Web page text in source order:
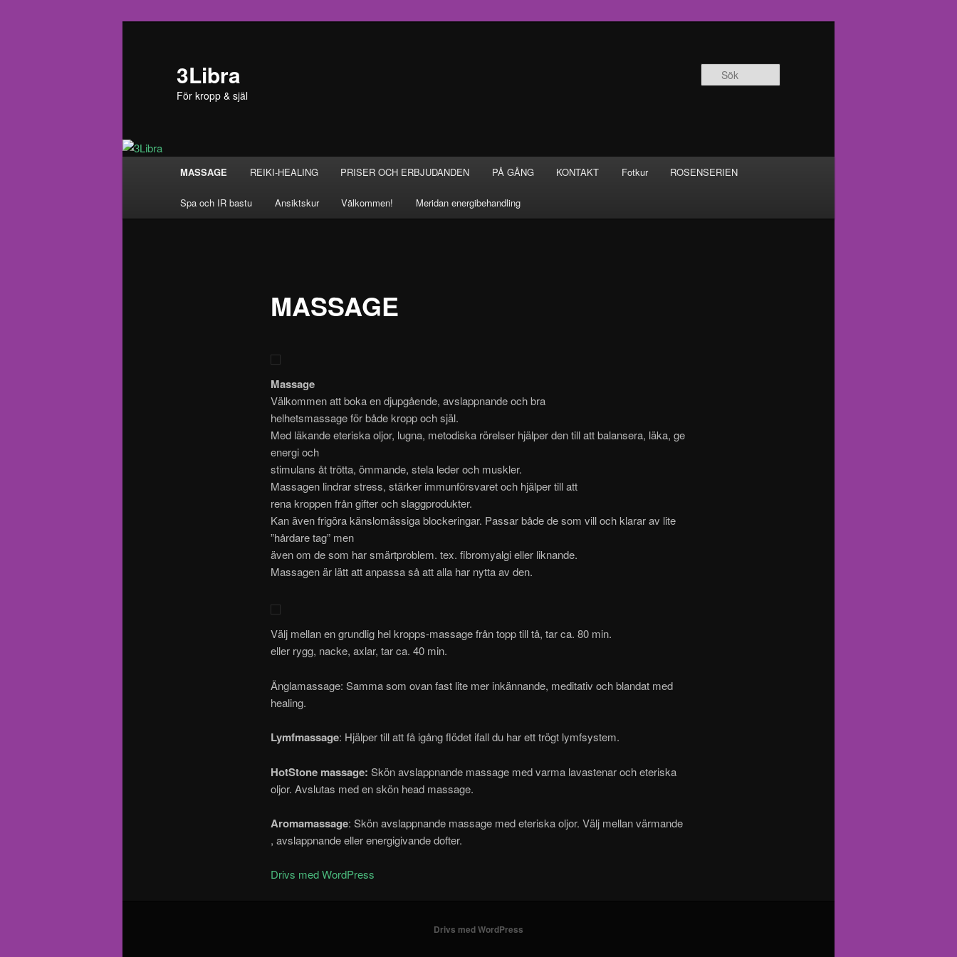
3Libra
För kropp & själ
MASSAGE REIKI-HEALING PRISER OCH ERBJUDANDEN PÅ GÅNG KONTAKT Fotkur ROSENSERIEN
Spa och IR bastu Ansiktskur Välkommen! Meridan energibehandling
MASSAGE
Massage
Välkommen att boka en djupgående, avslappnande och bra
helhetsmassage för både kropp och själ.
Med läkande eteriska oljor, lugna, metodiska rörelser hjälper den till att balansera, läka, ge
energi och
stimulans åt trötta, ömmande, stela leder och muskler.
Massagen lindrar stress, stärker immunförsvaret och hjälper till att
rena kroppen från gifter och slaggprodukter.
Kan även frigöra känslomässiga blockeringar. Passar både de som vill och klarar av lite
”hårdare tag” men
även om de som har smärtproblem. tex. fibromyalgi eller liknande.
Massagen är lätt att anpassa så att alla har nytta av den.
Välj mellan en grundlig hel kropps-massage från topp till tå, tar ca. 80 min.
eller rygg, nacke, axlar, tar ca. 40 min.
Änglamassage: Samma som ovan fast lite mer inkännande, meditativ och blandat med
healing.
Lymfmassage: Hjälper till att få igång flödet ifall du har ett trögt lymfsystem.
HotStone massage: Skön avslappnande massage med varma lavastenar och eteriska
oljor. Avslutas med en skön head massage.
Aromamassage: Skön avslappnande massage med eteriska oljor. Välj mellan värmande
, avslappnande eller energigivande dofter.
Drivs med WordPress
Drivs med WordPress